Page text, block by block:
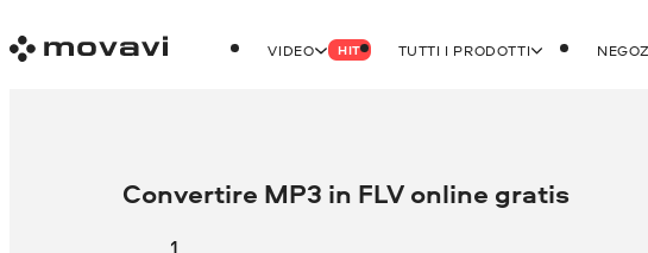
VIDEO HIT TUTTI I PRODOTTI
Convertire MP3 in FLV online gratis